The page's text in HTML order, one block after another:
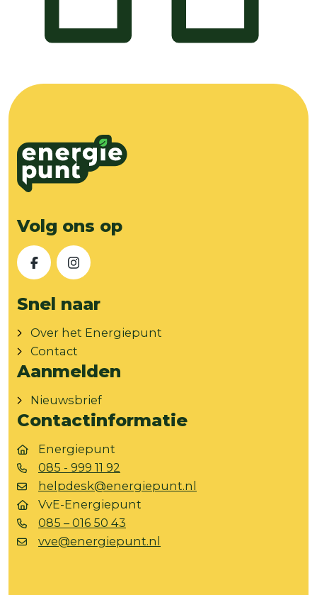
Volg ons op
FacebookInstagram
Snel naar
Over het Energiepunt
Contact
Aanmelden
Nieuwsbrief
Contactinformatie
Energiepunt
085 - 999 11 92
helpdesk@energiepunt.nl
VvE-Energiepunt
085 – 016 50 43
vve@energiepunt.nl